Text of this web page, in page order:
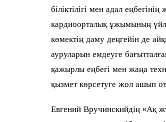
біліктілігі мен адал
кардиоорталық ұжымының
көмектің даму деңгейін де
ауруларын емдеуге
қажырлы еңбегі мен жаңа
қызмет көрсетуге жол ашып
Евгений Вручинскийдің «Ақ